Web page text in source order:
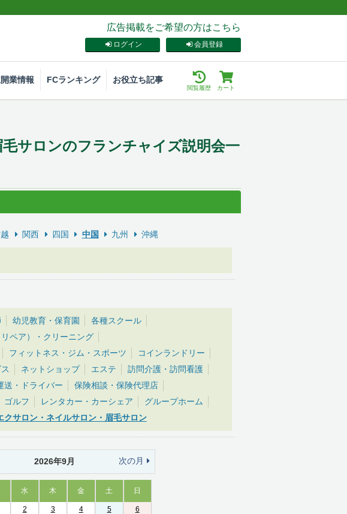
広告掲載をご希望の方はこちら
会員登録
ログイン
業情報 FCランキング お役立ち記事
カート
閲覧履歴
サロンのフランチャイズ説明会一
関西 四国 中国 九州 沖縄
幼児教育・保育園
各種スクール
ペア）・クリーニング
フィットネス・ジム・スポーツ
コインランドリー
ネットショップ エステ
訪問介護・訪問看護
送・ドライバー
保険相談・保険代理店
ゴルフ レンタカー・カーシェア
グループホーム
クサロン・ネイルサロン・眉毛サロン
2026年9月 次の月
水 木 金 土 日
2 3 4 5 6